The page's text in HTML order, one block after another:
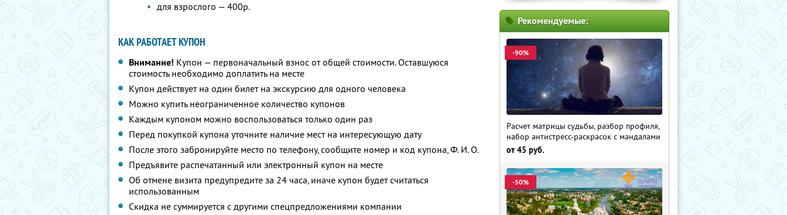
для взрослого — 400р.
КАК РАБОТАЕТ КУПОН
Внимание! Купон — первоначальный взнос от общей стоимости. Оставшуюся
стоимость необходимо доплатить на месте
Купон действует на один билет на экскурсию для одного человека
Можно купить неограниченное количество купонов
Каждым купоном можно воспользоваться только один раз
Перед покупкой купона уточните наличие мест на интересующую дату
После этого забронируйте место по телефону, сообщите номер и код купона,Ф. И. О.
Предъявите распечатанный или электронный купон на месте
Об отмене визита предупредите за 24 часа, иначе купон будет считаться
использованным
Скидка не суммируется с другими спецпредложениями компании
Рекомендуемые:
-90%
Расчет матрицы судьбы, разбор профиля,
набор антистресс-раскрасок с мандалами
от 45 руб.
-50%